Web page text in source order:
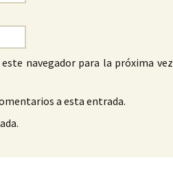
navegador para la próxima vez
a esta entrada.